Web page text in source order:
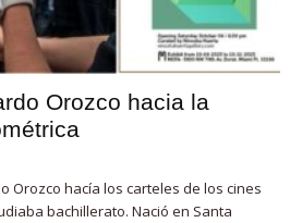
Orozco hacia la
Orozco hacía los carteles de los cines
bachillerato. Nació en Santa